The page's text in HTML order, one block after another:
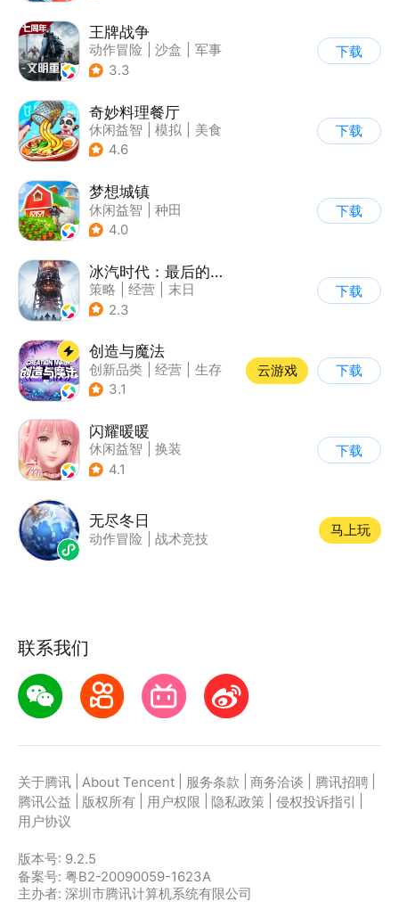
王牌战争
动作冒险 沙盒
军事
| 开放世界
3.3
下载
奇妙料理餐厅
休闲益智 模拟
美食
| 宝宝巴士
4.6
下载
梦想城镇
休闲益智
种田
| 田园生活
4.0
下载
冰汽时代：最后的家园
策略 经营
末日
| steam游戏
2.3
下载
创造与魔法
创新品类 经营
生存
| 开放世界
3.1
云游戏 下载
闪耀暖暖
休闲益智
换装
| 女性向
4.1
下载
无尽冬日
动作冒险 战术竞技
马上玩
联系我们
关于腾讯 About Tencent 服务条款 商务洽谈 腾讯招聘
腾讯公益
版权所有 用户权限 隐私政策 侵权投诉指引
用户协议
版本号: 9.2.5
备案号: 粤B2-20090059-1623A
主办者: 深圳市腾讯计算机系统有限公司